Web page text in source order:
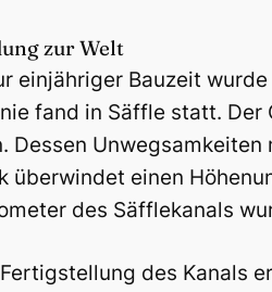
zur Welt
einjähriger Bauzeit
fand in Säffle statt.
Dessen
überwindet einen
des Säfflekanals
des Kanals